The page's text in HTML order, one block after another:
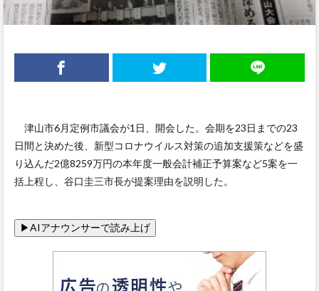
津山市6月定例市議会が1日、開会した。会期を23日までの23
日間と決めた後、新型コロナウイルス対策の追加支援策などを盛
り込んだ2億8259万円の本年度一般会計補正予算案など5案を一
括上程し、谷口圭三市長が提案理由を説明した。